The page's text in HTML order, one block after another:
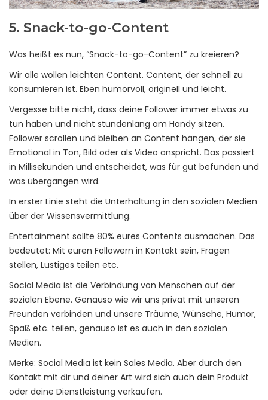
5. Snack-to-go-Content
Was heißt es nun, “Snack-to-go-Content” zu kreieren?
Wir alle wollen leichten Content. Content, der schnell zu
konsumieren ist. Eben humorvoll, originell und leicht.
Vergesse bitte nicht, dass deine Follower immer etwas zu
tun haben und nicht stundenlang am Handy sitzen.
Follower scrollen und bleiben an Content hängen, der sie
Emotional in Ton, Bild oder als Video anspricht. Das passiert
in Millisekunden und entscheidet, was für gut befunden und
was übergangen wird.
In erster Linie steht die Unterhaltung in den sozialen Medien
über der Wissensvermittlung.
Entertainment sollte 80% eures Contents ausmachen. Das
bedeutet: Mit euren Followern in Kontakt sein, Fragen
stellen, Lustiges teilen etc.
Social Media ist die Verbindung von Menschen auf der
sozialen Ebene. Genauso wie wir uns privat mit unseren
Freunden verbinden und unsere Träume, Wünsche, Humor,
Spaß etc. teilen, genauso ist es auch in den sozialen
Medien.
Merke: Social Media ist kein Sales Media. Aber durch den
Kontakt mit dir und deiner Art wird sich auch dein Produkt
oder deine Dienstleistung verkaufen.